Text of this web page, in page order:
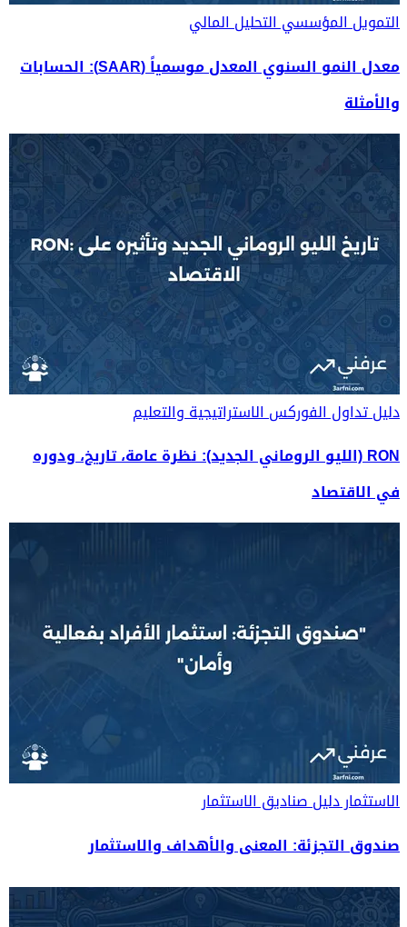
التمويل المؤسسيالتحليل المالي
معدل النمو السنوي المعدل موسمياً (SAAR): الحسابات
والأمثلة
دليل تداول الفوركسالاستراتيجية والتعليم
RON (الليو الروماني الجديد): نظرة عامة، تاريخ، ودوره
في الاقتصاد
الاستثماردليل صناديق الاستثمار
صندوق التجزئة: المعنى والأهداف والاستثمار